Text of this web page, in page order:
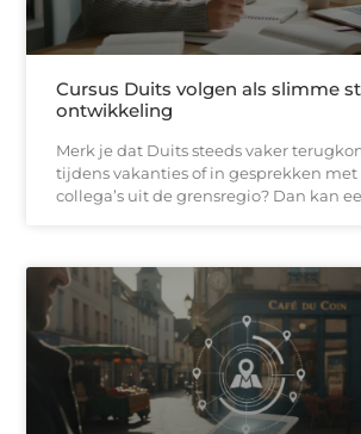
Cursus Duits volgen als slimme
ontwikkeling
Merk je dat Duits steeds vaker
tijdens vakanties of in gesprekken
collega’s uit de grensregio? Dan kan